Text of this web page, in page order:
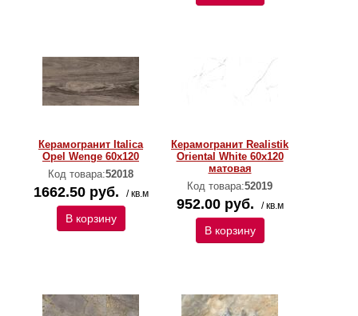
Керамогранит Italica
Opel Wenge 60x120
Код товара:52018
1662.50 руб. / кв.м
В корзину
Керамогранит Realistik
Oriental White 60x120
матовая
Код товара:52019
952.00 руб. / кв.м
В корзину